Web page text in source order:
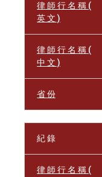
律 師 行 名 稱 (
英 文 )
律 師 行 名 稱 (
中 文 )
省 份
紀 錄
律 師 行 名 稱 (